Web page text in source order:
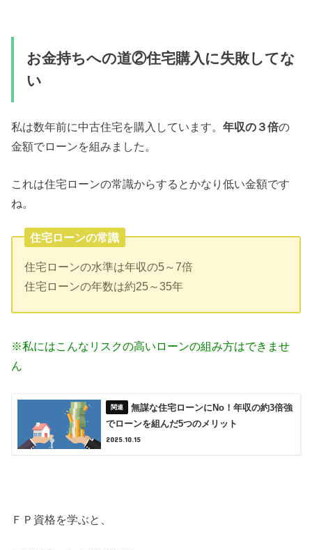
お金持ちへの道②住宅購入に失敗してな
い
私は数年前に中古住宅を購入しています。年収の３倍の
金額でローンを組みました。
これは住宅ローンの常識からするとかなり低い金額です
ね。
住宅ローンの常識
住宅ローンの水準は年収の5～7倍
住宅ローンの年数は約25～35年
※私にはこんなリスクの高いローンの組み方はできませ
ん
無謀な住宅ローンにNo！年収の約3倍強
でローンを組んだ5つのメリット
2025.10.15
ＦＰ資格を学ぶと、